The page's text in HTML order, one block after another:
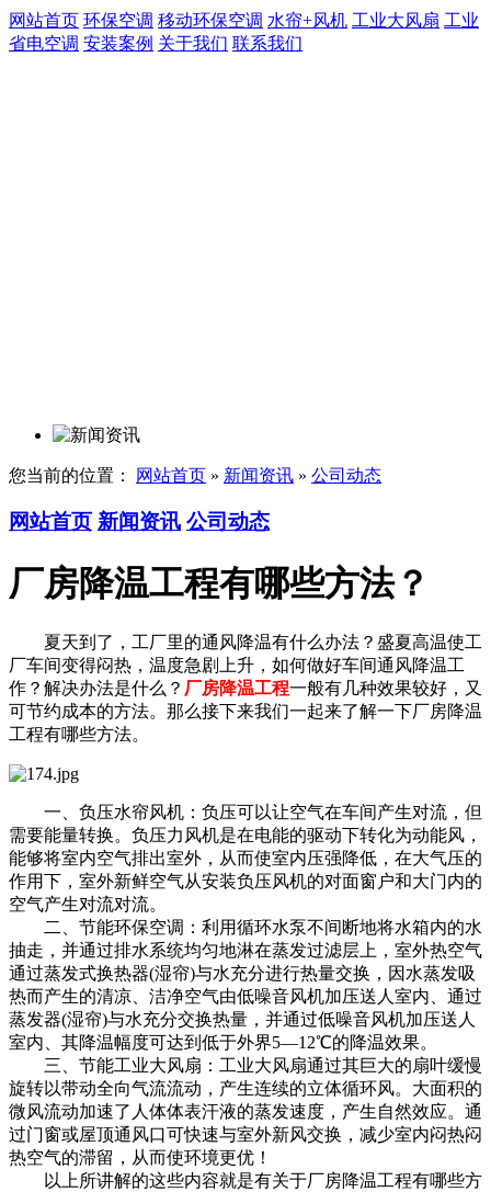
网站首页 环保空调 移动环保空调 水帘+风机 工业大风扇 工业
省电空调 安装案例 关于我们 联系我们
您当前的位置： 网站首页 » 新闻资讯 » 公司动态
网站首页 新闻资讯 公司动态
厂房降温工程有哪些方法？
夏天到了，工厂里的通风降温有什么办法？盛夏高温使工
厂车间变得闷热，温度急剧上升，如何做好车间通风降温工
作？解决办法是什么？ 厂房降温工程一般有几种效果较好，又
可节约成本的方法。那么接下来我们一起来了解一下厂房降温
工程有哪些方法。
一、负压水帘风机：负压可以让空气在车间产生对流，但
需要能量转换。负压力风机是在电能的驱动下转化为动能风，
能够将室内空气排出室外，从而使室内压强降低，在大气压的
作用下，室外新鲜空气从安装负压风机的对面窗户和大门内的
空气产生对流对流。
二、节能环保空调：利用循环水泵不间断地将水箱内的水
抽走，并通过排水系统均匀地淋在蒸发过滤层上，室外热空气
通过蒸发式换热器(湿帘)与水充分进行热量交换，因水蒸发吸
热而产生的清凉、洁净空气由低噪音风机加压送人室内、通过
蒸发器(湿帘)与水充分交换热量，并通过低噪音风机加压送人
室内、其降温幅度可达到低于外界5—12℃的降温效果。
三、节能工业大风扇：工业大风扇通过其巨大的扇叶缓慢
旋转以带动全向气流流动，产生连续的立体循环风。大面积的
微风流动加速了人体体表汗液的蒸发速度，产生自然效应。通
过门窗或屋顶通风口可快速与室外新风交换，减少室内闷热闷
热空气的滞留，从而使环境更优！
以上所讲解的这些内容就是有关于厂房降温工程有哪些方